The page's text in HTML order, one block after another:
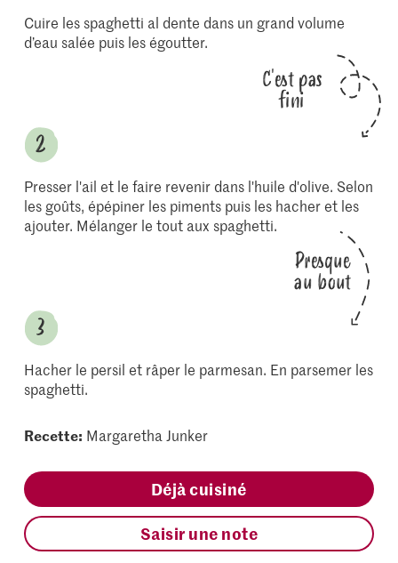
Cuire les spaghetti al dente dans un grand volume
d’eau salée puis les égoutter.
C'est pas
fini
Presser l'ail et le faire revenir dans l'huile d'olive. Selon
les goûts, épépiner les piments puis les hacher et les
ajouter. Mélanger le tout aux spaghetti.
Presque
au bout
Hacher le persil et râper le parmesan. En parsemer les
spaghetti.
Recette: Margaretha Junker
Déjà cuisiné
Saisir une note